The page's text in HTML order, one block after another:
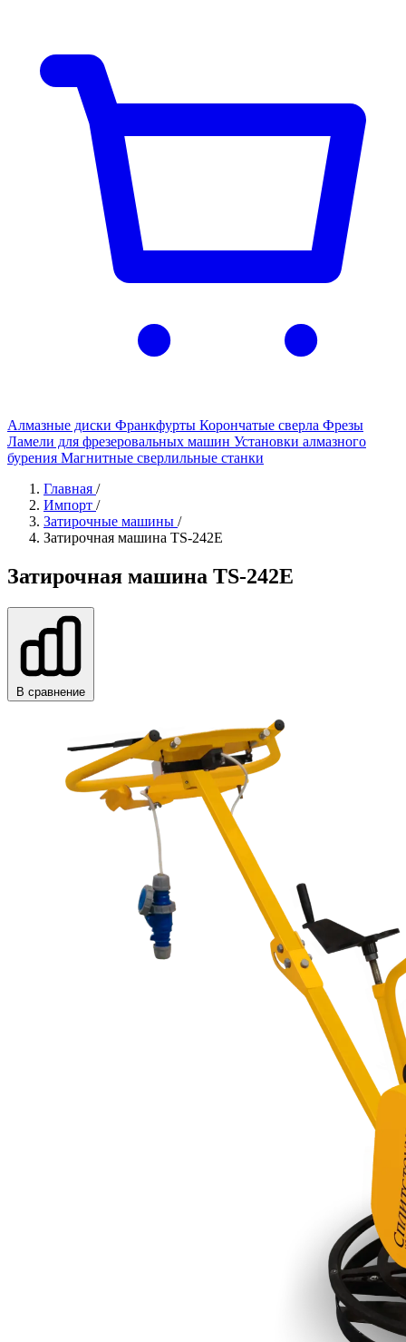
Алмазные диски Франкфурты Корончатые сверла Фрезы
Ламели для фрезеровальных машин Установки алмазного
бурения Магнитные сверлильные станки
Главная /
Импорт /
Затирочные машины /
Затирочная машина TS-242E
Затирочная машина TS-242E
В сравнение